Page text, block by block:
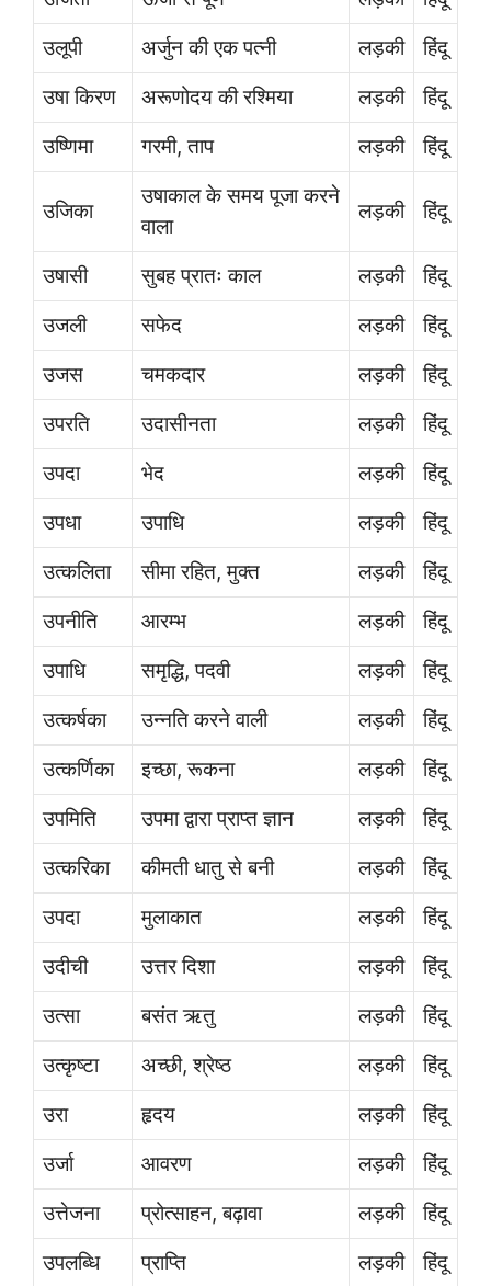
उलूपी
अर्जुन की एक पत्नी लड़की
हिंदू
उषा किरण
अरूणोदय की रश्मिया लड़की
हिंदू
उष्णिमा
गरमी, ताप लड़की हिंदू
उजिका
उषाकाल के समय पूजा करने
वाला
लड़की हिंदू
उषासी सुबह प्रातः काल लड़की
हिंदू
उजली
सफेद लड़की
हिंदू
उजस
चमकदार लड़की
हिंदू
उपरति
उदासीनता लड़की
हिंदू
उपदा
भेद लड़की
हिंदू
उपधा
उपाधि लड़की
हिंदू
उत्कलिता
सीमा रहित, मुक्त लड़की
हिंदू
उपनीति
आरम्भ लड़की
हिंदू
उपाधि
समृद्धि, पदवी लड़की
हिंदू
उत्कर्षका
उन्नति करने वाली लड़की
हिंदू
उत्कर्णिका
इच्छा, रूकना लड़की
हिंदू
उपमिति
उपमा द्वारा प्राप्त ज्ञान लड़की
हिंदू
उत्करिका
कीमती धातु से बनी लड़की
हिंदू
उपदा
मुलाकात लड़की
हिंदू
उदीची
उत्तर दिशा लड़की
हिंदू
उत्सा
बसंत ऋतु लड़की
हिंदू
उत्कृष्टा
अच्छी, श्रेष्ठ लड़की
हिंदू
उरा
हृदय लड़की
हिंदू
उर्जा
आवरण लड़की
हिंदू
उत्तेजना
प्रोत्साहन, बढ़ावा लड़की
हिंदू
उपलब्धि
प्राप्ति लड़की
हिंदू